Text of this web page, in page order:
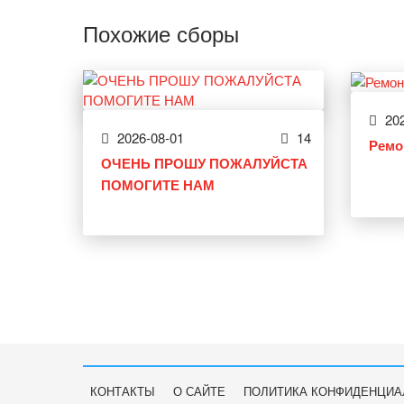
Похожие сборы
2026-08-01 14
ОЧЕНЬ ПРОШУ ПОЖАЛУЙСТА
ПОМОГИТЕ НАМ
КОНТАКТЫ О САЙТЕ
ПОЛИТИКА